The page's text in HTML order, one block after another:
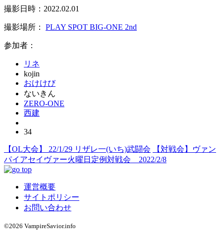
撮影日時：2022.02.01
撮影場所： PLAY SPOT BIG-ONE 2nd
参加者：
リネ
kojin
おけけび
ないきん
ZERO-ONE
西建
34
【OL大会】 22/1/29 リザレ一(いち)武闘会
【対戦会】ヴァン
パイアセイヴァー火曜日定例対戦会 2022/2/8
運営概要
サイトポリシー
お問い合わせ
©2026 VampireSavior.info